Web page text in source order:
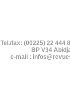
Tel./fax: (00225) 22 444
BP V34
e-mail :